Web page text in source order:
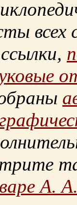
А.